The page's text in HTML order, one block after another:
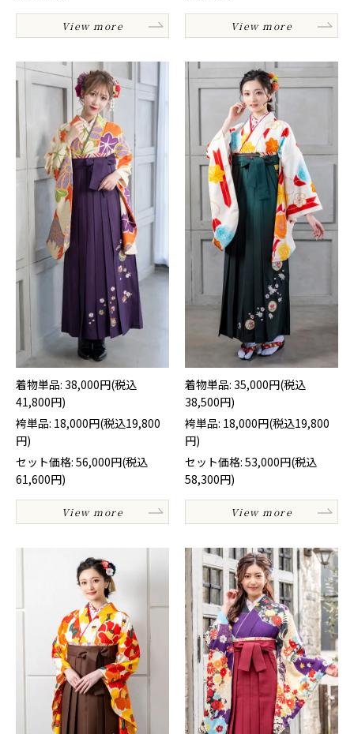
View more View more
着物単品: 38,000円(税込
41,800円)
袴単品: 18,000円(税込19,800
円)
セット価格: 56,000円(税込
61,600円)
View more
着物単品: 35,000円(税込
38,500円)
袴単品: 18,000円(税込19,800
円)
セット価格: 53,000円(税込
58,300円)
View more